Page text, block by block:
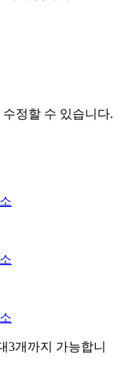
정할 수 있습니다.
3개까지 가능합니